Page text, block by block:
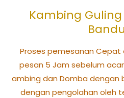
Kambing
Proses pemesanan Cepat
pesan 5 Jam sebelum
ambing dan Domba dengan
dengan pengolahan oleh